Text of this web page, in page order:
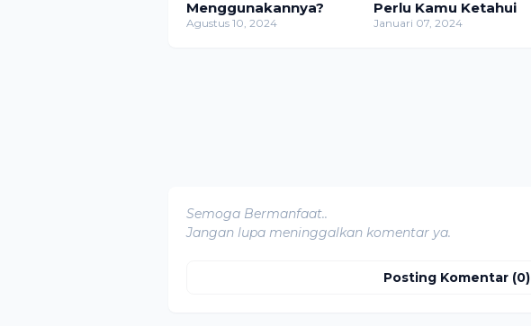
Menggunakannya?
Agustus 10, 2024
Perlu Kamu Ketahui
Januari 07, 2024
Semoga Bermanfaat..
Jangan lupa meninggalkan komentar ya.
Posting Komentar (0)